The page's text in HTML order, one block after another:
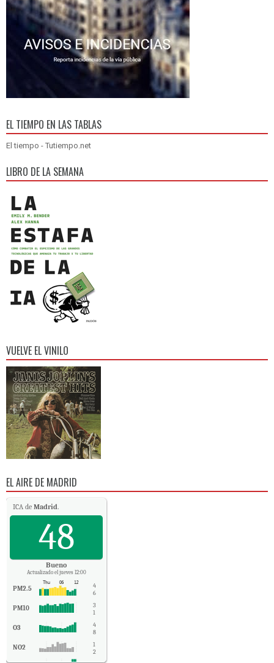
EL TIEMPO EN LAS TABLAS
El tiempo - Tutiempo.net
LIBRO DE LA SEMANA
VUELVE EL VINILO
EL AIRE DE MADRID
ICA de Madrid.
48
Bueno
Actualizado el jueves 12:00
PM2.5
4
6
PM10
3
1
O3
4
8
NO2
1
2